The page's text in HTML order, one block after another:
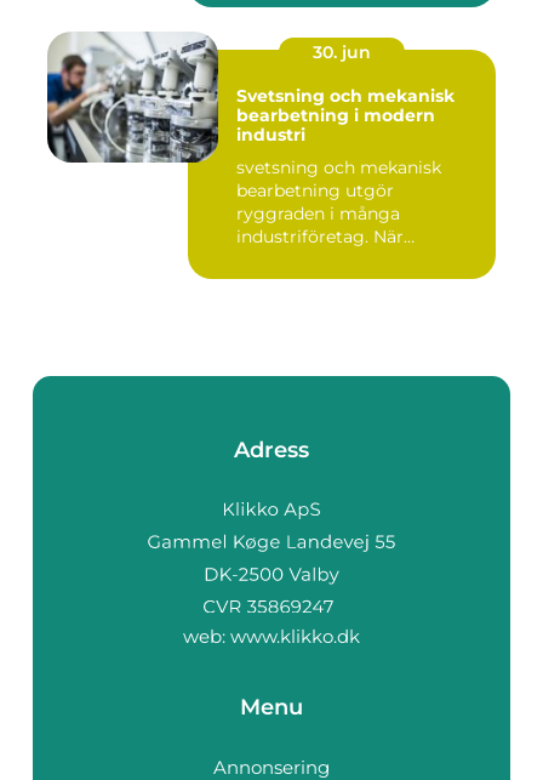
30. jun
Svetsning och mekanisk
bearbetning i modern
industri
svetsning och mekanisk
bearbetning utgör
ryggraden i många
industriföretag. När
Adress
web: www.klikko.dk
Menu
Annonsering